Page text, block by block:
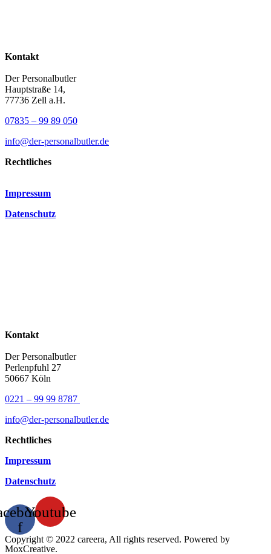
Kontakt
Der Personalbutler
Hauptstraße 14,
77736 Zell a.H.
07835 – 99 89 050
info@der-personalbutler.de
Rechtliches
Impressum
Datenschutz
Kontakt
Der Personalbutler
Perlenpfuhl 27
50667 Köln
0221 – 99 99 8787
info@der-personalbutler.de
Rechtliches
Impressum
Datenschutz
f
Youtube
Copyright © 2022 careera, All rights reserved. Powered by
MoxCreative.